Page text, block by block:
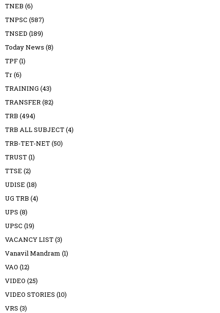
TNEB (6)
TNPSC (587)
TNSED (189)
Today News (8)
TPF(1)
Tr(6)
TRAINING (43)
TRANSFER(82)
TRB (494)
TRB ALL SUBJECT(4)
TRB-TET-NET(50)
TRUST(1)
TTSE (2)
UDISE (18)
UG TRB (4)
UPS (8)
UPSC (19)
VACANCY LIST(3)
Vanavil Mandram (1)
VAO (12)
VIDEO (25)
VIDEO STORIES (10)
VRS (3)